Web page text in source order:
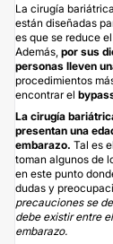
La cirugía bariátrica
están diseñadas
es que se reduce
Además, por sus
personas lleven
procedimientos
encontrar el
La cirugía
presentan una
embarazo. Tal es
toman algunos de
en este punto
dudas y
precauciones se
debe existir entre
embarazo.